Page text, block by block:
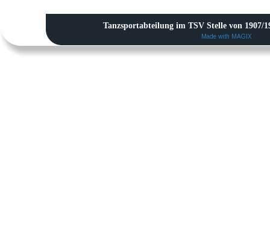
Tanzsportabteilung im TSV Stelle von 1907/
Made with MAGIX